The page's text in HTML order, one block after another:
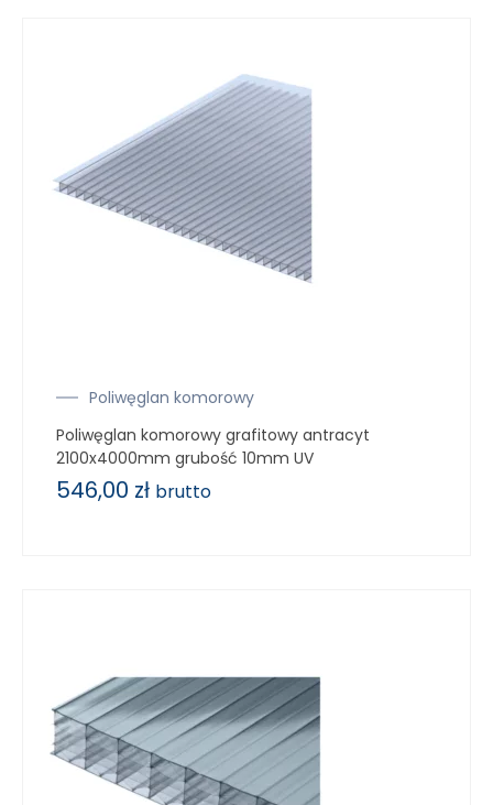
Poliwęglan komorowy
Poliwęglan komorowy grafitowy antracyt
2100x4000mm grubość 10mm UV
546,00 zł brutto